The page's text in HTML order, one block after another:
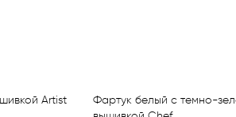
Artist
Фартук белый с темно-